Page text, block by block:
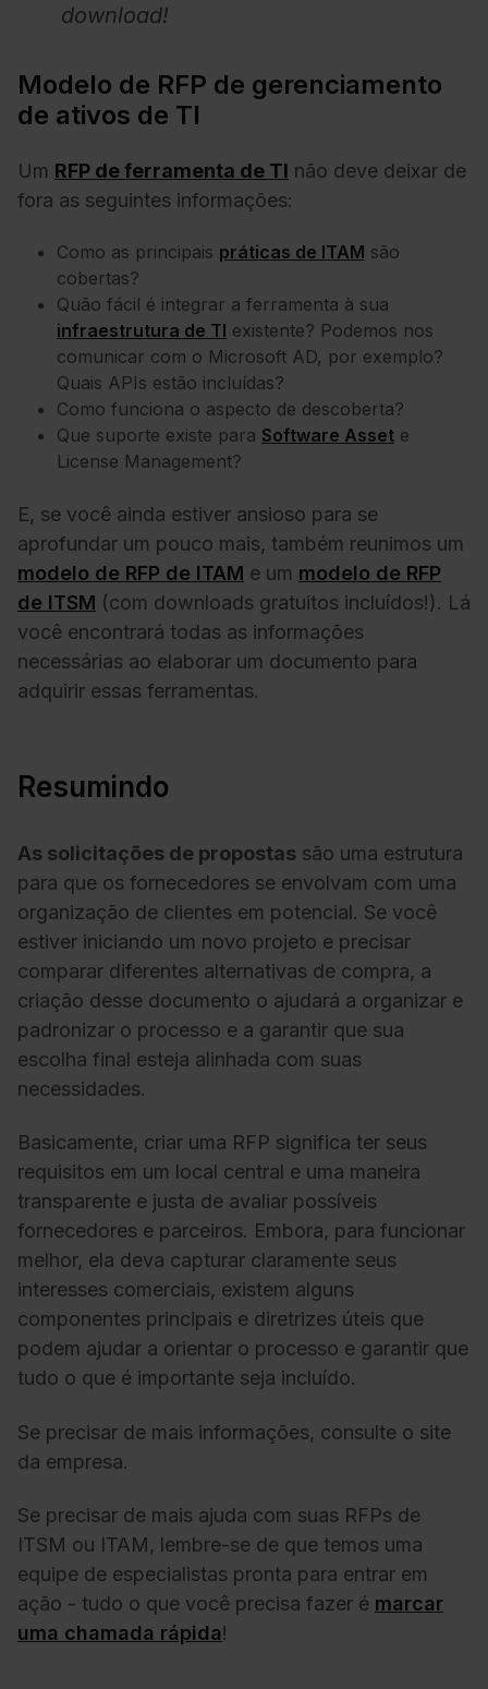
download!
Modelo de RFP de gerenciamento
de ativos de TI
Um RFP de ferramenta de TI não deve deixar de
fora as seguintes informações:
Como as principais práticas de ITAM são
cobertas?
Quão fácil é integrar a ferramenta à sua
infraestrutura de TI existente? Podemos nos
comunicar com o Microsoft AD, por exemplo?
Quais APIs estão incluídas?
Como funciona o aspecto de descoberta?
Que suporte existe para Software Asset e
License Management?
E, se você ainda estiver ansioso para se
aprofundar um pouco mais, também reunimos um
modelo de RFP de ITAM e um modelo de RFP
de ITSM (com downloads gratuitos incluídos!). Lá
você encontrará todas as informações
necessárias ao elaborar um documento para
adquirir essas ferramentas.
Resumindo
As solicitações de propostas são uma estrutura
para que os fornecedores se envolvam com uma
organização de clientes em potencial. Se você
estiver iniciando um novo projeto e precisar
comparar diferentes alternativas de compra, a
criação desse documento o ajudará a organizar e
padronizar o processo e a garantir que sua
escolha final esteja alinhada com suas
necessidades.
Basicamente, criar uma RFP significa ter seus
requisitos em um local central e uma maneira
transparente e justa de avaliar possíveis
fornecedores e parceiros. Embora, para funcionar
melhor, ela deva capturar claramente seus
interesses comerciais, existem alguns
componentes principais e diretrizes úteis que
podem ajudar a orientar o processo e garantir que
tudo o que é importante seja incluído.
Se precisar de mais informações, consulte o site
da empresa.
Se precisar de mais ajuda com suas RFPs de
ITSM ou ITAM, lembre-se de que temos uma
equipe de especialistas pronta para entrar em
ação - tudo o que você precisa fazer é marcar
uma chamada rápida!